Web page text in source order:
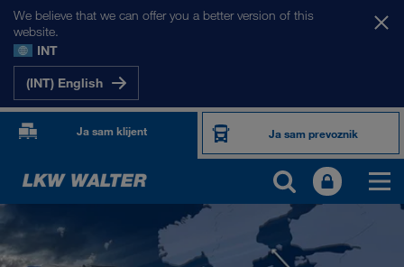
We believe that we can offer you a better version of this
website.
INT
(INT) English
Ja sam klijent Ja sam prevoznik
NAŠA TRŽIŠTA